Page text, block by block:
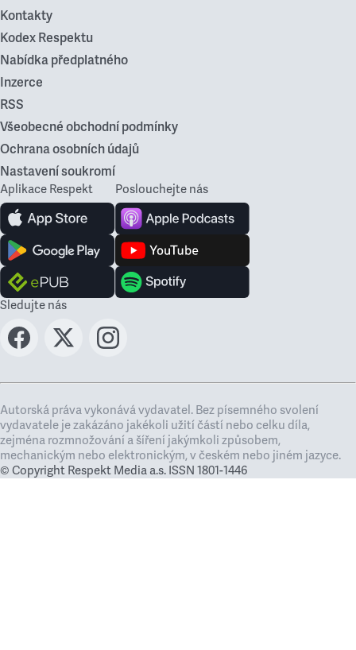
Kontakty
Kodex Respektu
Nabídka předplatného
Inzerce
RSS
Všeobecné obchodní podmínky
Ochrana osobních údajů
Nastavení soukromí
Aplikace Respekt Poslouchejte nás
Sledujte nás
Autorská práva vykonává vydavatel. Bez písemného svolení
vydavatele je zakázáno jakékoli užití částí nebo celku díla,
zejména rozmnožování a šíření jakýmkoli způsobem,
mechanickým nebo elektronickým, v českém nebo jiném jazyce.
© Copyright Respekt Media a.s. ISSN 1801-1446